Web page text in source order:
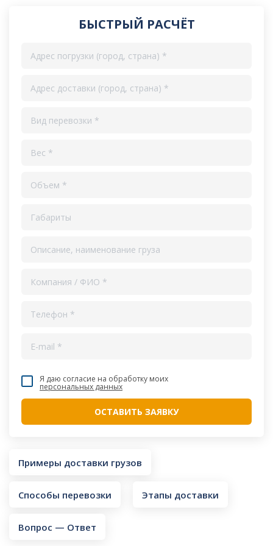
БЫСТРЫЙ РАСЧЁТ
Я даю согласие на обработку моих
персональных данных
Примеры доставки грузов
Способы перевозки Этапы доставки
Вопрос — Ответ